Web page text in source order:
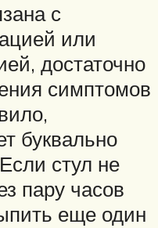
с
или
достаточно
симптомов
буквально
стул не
пару часов
еще один